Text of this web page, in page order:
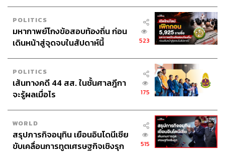
สิ่งสำคัญที่มักมองข้ามคือ การเปลี่ยนชื่อสินค้าบน
Marketplace ให้เข้ากับเทศกาลก็ช่วยกระตุ้นยอดขายได้ เช่น
ของขวัญปีใหม่ ชุดเทศกาลสงกรานต์ หรือปรับภาพและแจก
ของแถมให้เข้ากับเทศกาลฟุตบอลยูโร (ช่วงเดือนมิถุนายน
2024) หรือกีฬาโอลิมปิก (ช่วงเดือนกรกฎาคม 2024) เป็นต้น
สามารถติดตาม THE STANDARD WEALTH
ผ่านแอปพลิเคชันต่างๆ ที่คุณสะดวกหรือใช้งานอยู่แล้วได้เลย
POLITICS
มหากาพย์โกงข้อสอบท้องถิ่น ก่อน
เดินหน้าสู่จุดจบในสัปดาห์นี้
523
POLITICS
เส้นทางคดี 44 สส. ในชั้นศาลฎีกา
จะรู้ผลเมื่อไร
175
WORLD
สรุปภารกิจอนุทิน เยือนอินโดนีเซีย
ขับเคลื่อนการทูตเศรษฐกิจเชิงรุก
515